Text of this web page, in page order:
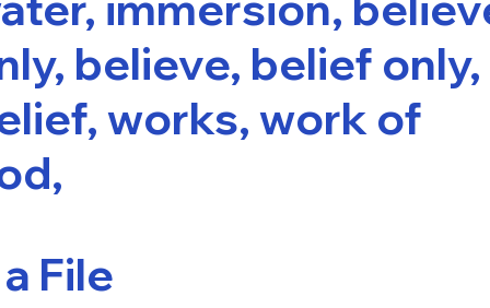
believe, belief only,
works, work of
File